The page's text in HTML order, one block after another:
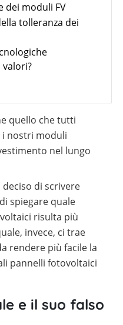
dei moduli FV
tolleranza dei
quello che tutti
nostri moduli
nel lungo
di scrivere
spiegare quale
risulta più
invece, ci trae
rendere più facile la
pannelli fotovoltaici
e il suo falso